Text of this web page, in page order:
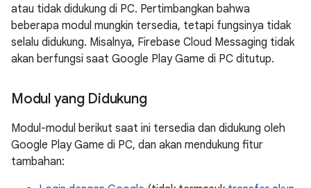
atau tidak didukung di PC. Pertimbangkan bahwa
beberapa modul mungkin tersedia, tetapi fungsinya tidak
selalu didukung. Misalnya, Firebase Cloud Messaging tidak
akan berfungsi saat Google Play Game di PC ditutup.
Modul yang Didukung
Modul-modul berikut saat ini tersedia dan didukung oleh
Google Play Game di PC, dan akan mendukung fitur
tambahan: